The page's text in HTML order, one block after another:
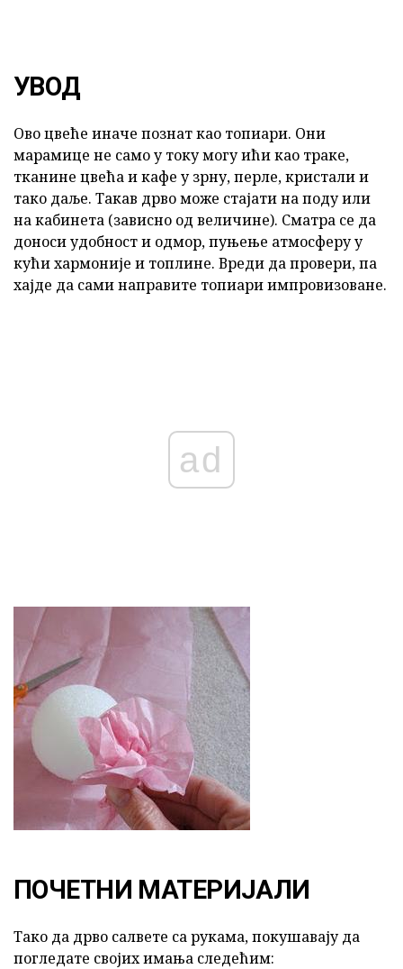
УВОД
Ово цвеће иначе познат као топиари. Они
марамице не само у току могу ићи као траке,
тканине цвећа и кафе у зрну, перле, кристали и
тако даље. Такав дрво може стајати на поду или
на кабинета (зависно од величине). Сматра се да
доноси удобност и одмор, пуњење атмосферу у
кући хармоније и топлине. Вреди да провери, па
хајде да сами направите топиари импровизоване.
ad
ПОЧЕТНИ МАТЕРИЈАЛИ
Тако да дрво салвете са рукама, покушавају да
погледате својих имања следећим: